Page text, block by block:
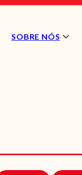
SOBRE NÓS